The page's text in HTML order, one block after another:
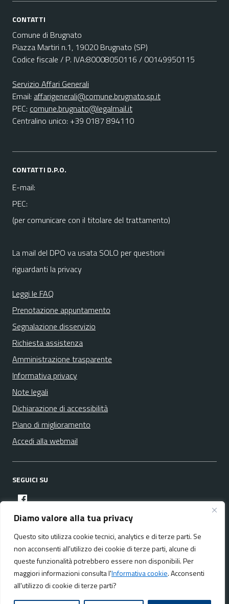
Diamo valore alla tua privacy
Questo sito utilizza cookie tecnici, analytics e di terze parti. Se
non acconsenti all'utilizzo dei cookie di terze parti, alcune di
queste funzionalità potrebbero essere non disponibili. Per
maggiori informazioni consulta l'Informativa cookie. Acconsenti
all'utilizzo di cookie di terze parti?
CONTATTI
Comune di Brugnato
Piazza Martiri n.1, 19020 Brugnato (SP)
Codice fiscale / P. IVA:80008050116 / 00149950115
Servizio Affari Generali
Email: affarigenerali@comune.brugnato.sp.it
PEC: comune.brugnato@legalmail.it
Centralino unico: +39 0187 894110
CONTATTI D.P.O.
E-mail:
PEC:
(per comunicare con il titolare del trattamento)
La mail del DPO va usata SOLO per questioni
riguardanti la privacy
Leggi le FAQ
Prenotazione appuntamento
Segnalazione disservizio
Richiesta assistenza
Amministrazione trasparente
Informativa privacy
Note legali
Dichiarazione di accessibilità
Piano di miglioramento
Accedi alla webmail
SEGUICI SU
facebook
Media policy Mappa del sito
Realizzato da:NeMeA Sistemi Srl